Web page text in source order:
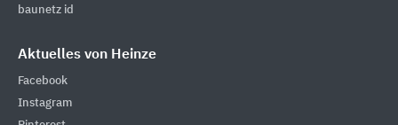
baunetz id
Aktuelles von Heinze
Facebook
Instagram